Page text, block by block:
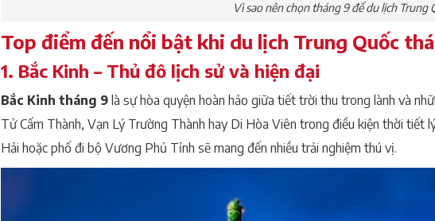
Vì sao nên chọn tháng 9 để du lịch Trung
Top điểm đến nổi bật khi du lịch Trung Quốc
1. Bắc Kinh – Thủ đô lịch sử và hiện đại
Bắc Kinh tháng 9 là sự hòa quyện hoàn hảo giữa tiết trời thu trong lành và
Tử Cấm Thành, Vạn Lý Trường Thành hay Di Hòa Viên trong điều kiện thời tiết
Hải hoặc phố đi bộ Vương Phủ Tỉnh sẽ mang đến nhiều trải nghiệm thú vị.